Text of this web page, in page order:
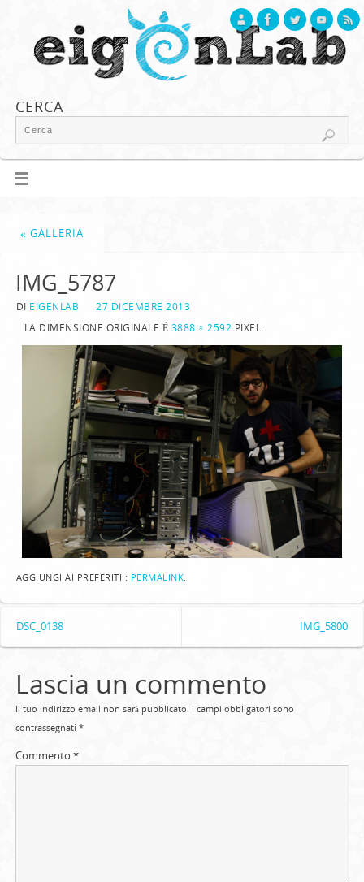
CERCA
« GALLERIA
IMG_5787
DI EIGENLAB
27 DICEMBRE 2013
LA DIMENSIONE ORIGINALE È 3888 × 2592 PIXEL
AGGIUNGI AI PREFERITI : PERMALINK.
DSC_0138 IMG_5800
Lascia un commento
Il tuo indirizzo email non sarà pubblicato. I campi obbligatori sono
contrassegnati *
Commento *